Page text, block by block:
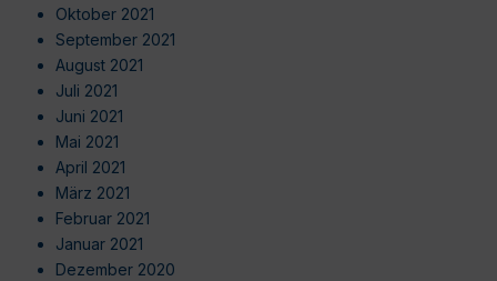
Oktober 2021
September 2021
August 2021
Juli 2021
Juni 2021
Mai 2021
April 2021
März 2021
Februar 2021
Januar 2021
Dezember 2020